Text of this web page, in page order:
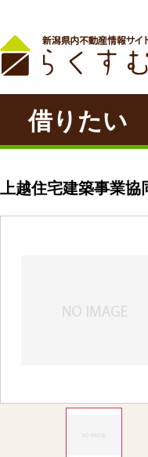
借りたい
上越住宅建築事業協